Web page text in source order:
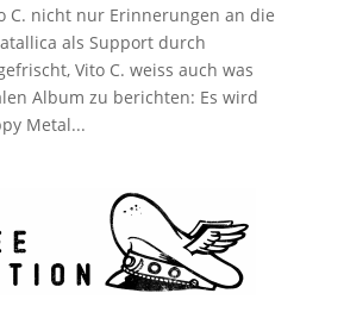
C. nicht nur Erinnerungen an die
als Support durch
Vito C. weiss auch was
Album zu berichten: Es wird
Metal...